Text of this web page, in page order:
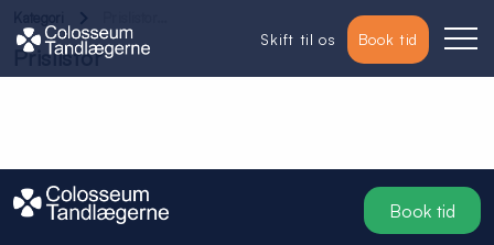
Prislistor
Book tid
Skift til os Book tid